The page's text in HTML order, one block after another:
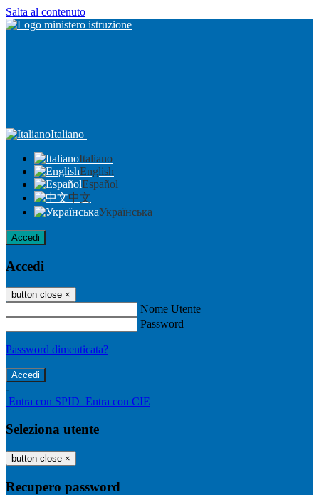
Salta al contenuto
Italiano
Italiano
English
Español
中文
Українська
Accedi
Accedi
button close ×
Nome Utente
Password
Password dimenticata?
-
Entra con SPID Entra con CIE
Seleziona utente
button close ×
Recupero password